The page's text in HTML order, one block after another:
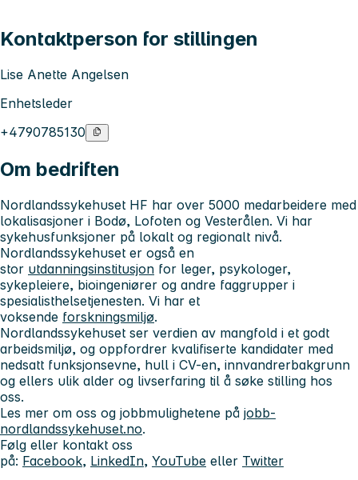
Kontaktperson for stillingen
Lise Anette Angelsen
Enhetsleder
+4790785130
Om bedriften
Nordlandssykehuset HF har over 5000 medarbeidere med
lokalisasjoner i Bodø, Lofoten og Vesterålen. Vi har
sykehusfunksjoner på lokalt og regionalt nivå.
Nordlandssykehuset er også en
stor utdanningsinstitusjon for leger, psykologer,
sykepleiere, bioingeniører og andre faggrupper i
spesialisthelsetjenesten. Vi har et
voksende forskningsmiljø.
Nordlandssykehuset ser verdien av mangfold i et godt
arbeidsmiljø, og oppfordrer kvalifiserte kandidater med
nedsatt funksjonsevne, hull i CV-en, innvandrerbakgrunn
og ellers ulik alder og livserfaring til å søke stilling hos
oss.
Les mer om oss og jobbmulighetene på jobb-
nordlandssykehuset.no.
Følg eller kontakt oss
på: Facebook, LinkedIn, YouTube eller Twitter